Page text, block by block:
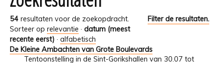
54 resultaten voor de zoekopdracht.
Filter de resultaten.
Sorteer op relevantie · datum (meest
recente eerst) · alfabetisch
De Kleine Ambachten van Grote Boulevards
Tentoonstelling in de Sint-Gorikshallen van 30.07 tot